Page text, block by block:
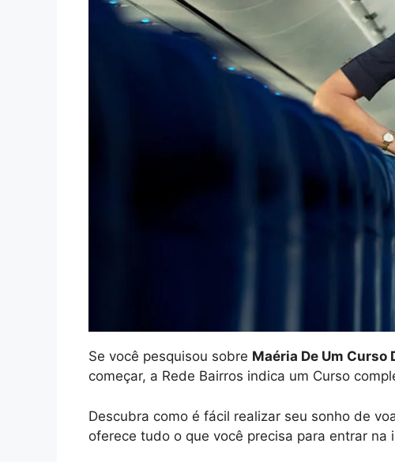
Se você pesquisou sobre Maéria De Um Curso
começar, a Rede Bairros indica um Curso
Descubra como é fácil realizar seu sonho de
oferece tudo o que você precisa para entrar